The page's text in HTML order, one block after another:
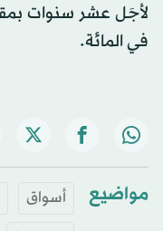
في المائة.
مواضيع أسواق